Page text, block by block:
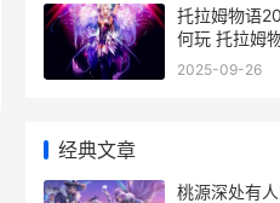
托拉姆物语
何玩 托拉姆
免费洗点
2025-09-26
经典文章
桃源深处有